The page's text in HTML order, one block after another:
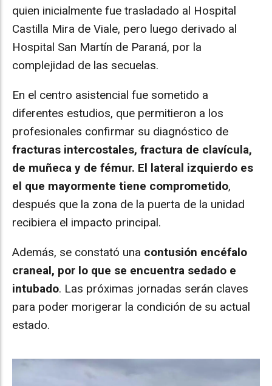
quien inicialmente fue trasladado al Hospital
Castilla Mira de Viale, pero luego derivado al
Hospital San Martín de Paraná, por la
complejidad de las secuelas.
En el centro asistencial fue sometido a
diferentes estudios, que permitieron a los
profesionales confirmar su diagnóstico de
fracturas intercostales, fractura de clavícula,
de muñeca y de fémur. El lateral izquierdo es
el que mayormente tiene comprometido,
después que la zona de la puerta de la unidad
recibiera el impacto principal.
Además, se constató una contusión encéfalo
craneal, por lo que se encuentra sedado e
intubado. Las próximas jornadas serán claves
para poder morigerar la condición de su actual
estado.